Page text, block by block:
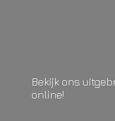
Bekijk ons
online!